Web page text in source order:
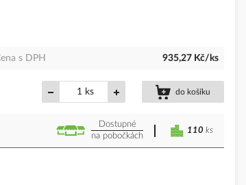
s DPH 935,27 Kč/ks
ks do košíku
Dostupné
na pobočkách
110 ks